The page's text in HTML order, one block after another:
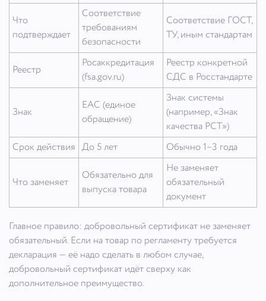
Что
подтверждает
Соответствие
требованиям
безопасности
Соответствие ГОСТ,
ТУ, иным стандартам
Реестр
Росаккредитация
(fsa.gov.ru)
Реестр конкретной
СДС в Росстандарте
Знак
EAC (единое
обращение)
Знак системы
(например, «Знак
качества РСТ»)
Срок действия До 5 лет Обычно 1–3 года
Что заменяет
Обязательно для
выпуска товара
Не заменяет
обязательный
документ
Главное правило: добровольный сертификат не заменяет
обязательный. Если на товар по регламенту требуется
декларация — её надо сделать в любом случае,
добровольный сертификат идёт сверху как
дополнительное преимущество.